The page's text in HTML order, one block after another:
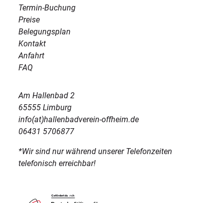
Termin-Buchung
Preise
Belegungsplan
Kontakt
Anfahrt
FAQ
Am Hallenbad 2
65555 Limburg
info(at)hallenbadverein-offheim.de
06431 5706877
*Wir sind nur während unserer Telefonzeiten
telefonisch erreichbar!